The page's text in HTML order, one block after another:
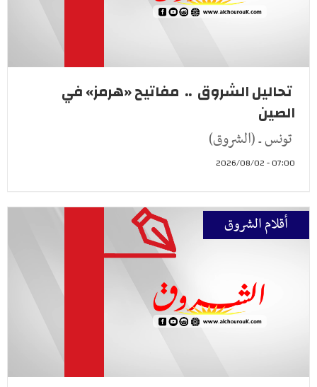
تحاليل الشروق .. مفاتيح «هرمز» في
الصين
تونس ـ (الشروق)
07:00 - 2026/08/02
أقلام الشروق